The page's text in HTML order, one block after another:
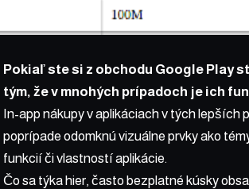
Pokiaľ ste si z obchodu Google Play
tým, že v mnohých prípadoch je ich
In-app nákupy v aplikáciach v tých lepších
poprípade odomknú vizuálne prvky ako
funkcií či vlastností aplikácie.
Čo sa týka hier, často bezplatné kúsky